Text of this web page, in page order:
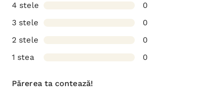
4 stele
0
3 stele
0
2 stele
0
1 stea
0
Părerea ta contează!